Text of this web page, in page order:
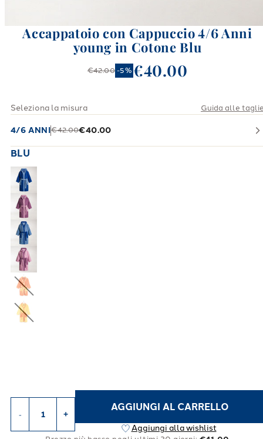
Accappatoio con Cappuccio 4/6 Anni
young in Cotone Blu
€42.00 -5% €40.00
Seleziona la misura Guida alle
4/6 ANNI€42.00€40.00
BLU
- +
AGGIUNGI AL CARRELLO
Aggiungi alla wishlist